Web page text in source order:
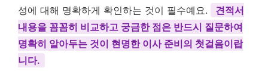
성에 대해 명확하게 확인하는 것이 필수예요.
견적서
내용을 꼼꼼히 비교하고 궁금한 점은 반드시 질문하여
명확히 알아두는 것이 현명한 이사 준비의 첫걸음이랍
니다.